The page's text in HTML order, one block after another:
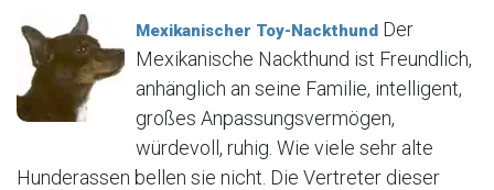
Mexikanischer Toy-Nackthund Der
Mexikanische Nackthund ist Freundlich,
anhänglich an seine Familie, intelligent,
großes Anpassungsvermögen,
würdevoll, ruhig. Wie viele sehr alte
Hunderassen bellen sie nicht. Die Vertreter dieser